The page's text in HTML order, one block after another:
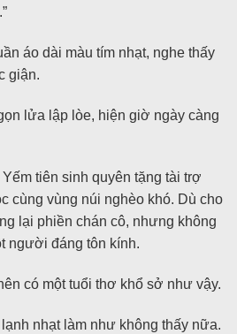
áo dài màu tím nhạt, nghe thấy
giận.
lửa lập lòe, hiện giờ ngày càng
tiên sinh quyên tặng tài trợ
cùng vùng núi nghèo khó. Dù cho
lại phiền chán cô, nhưng không
người đáng tôn kính.
có một tuổi thơ khổ sở như vậy.
nhạt làm như không thấy nữa.